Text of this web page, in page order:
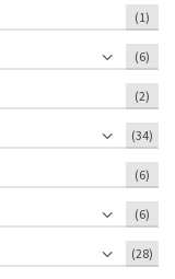
(1)
(6)
(2)
(34)
(6)
(6)
(28)